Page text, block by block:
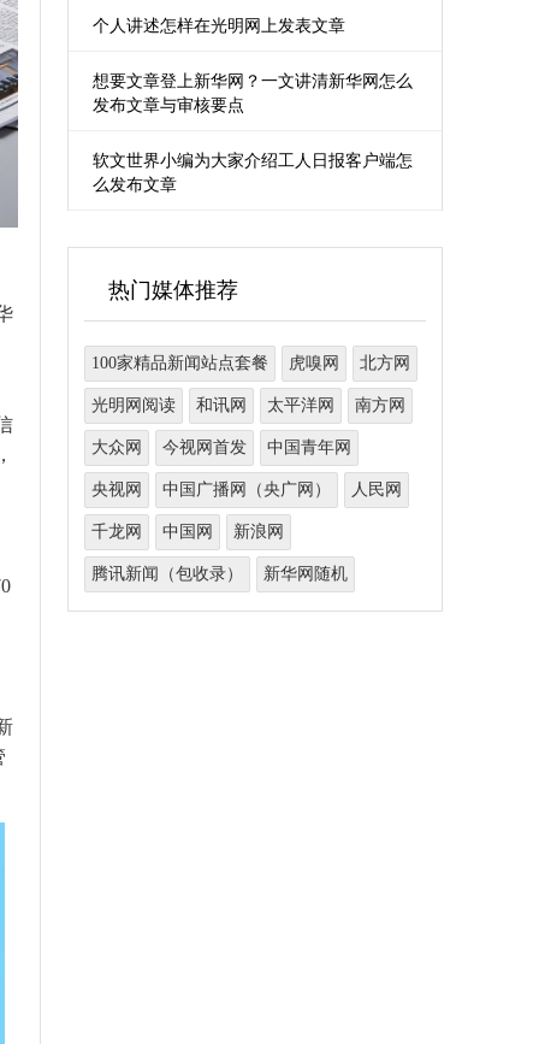
个人讲述怎样在光明网上发表文章
想要文章登上新华网？一文讲清新华网怎么
发布文章与审核要点
软文世界小编为大家介绍工人日报客户端怎
么发布文章
热门媒体推荐
100家精品新闻站点套餐 虎嗅网 北方网
光明网阅读 和讯网 太平洋网 南方网
大众网 今视网首发 中国青年网
央视网 中国广播网（央广网） 人民网
千龙网 中国网 新浪网
腾讯新闻（包收录） 新华网随机